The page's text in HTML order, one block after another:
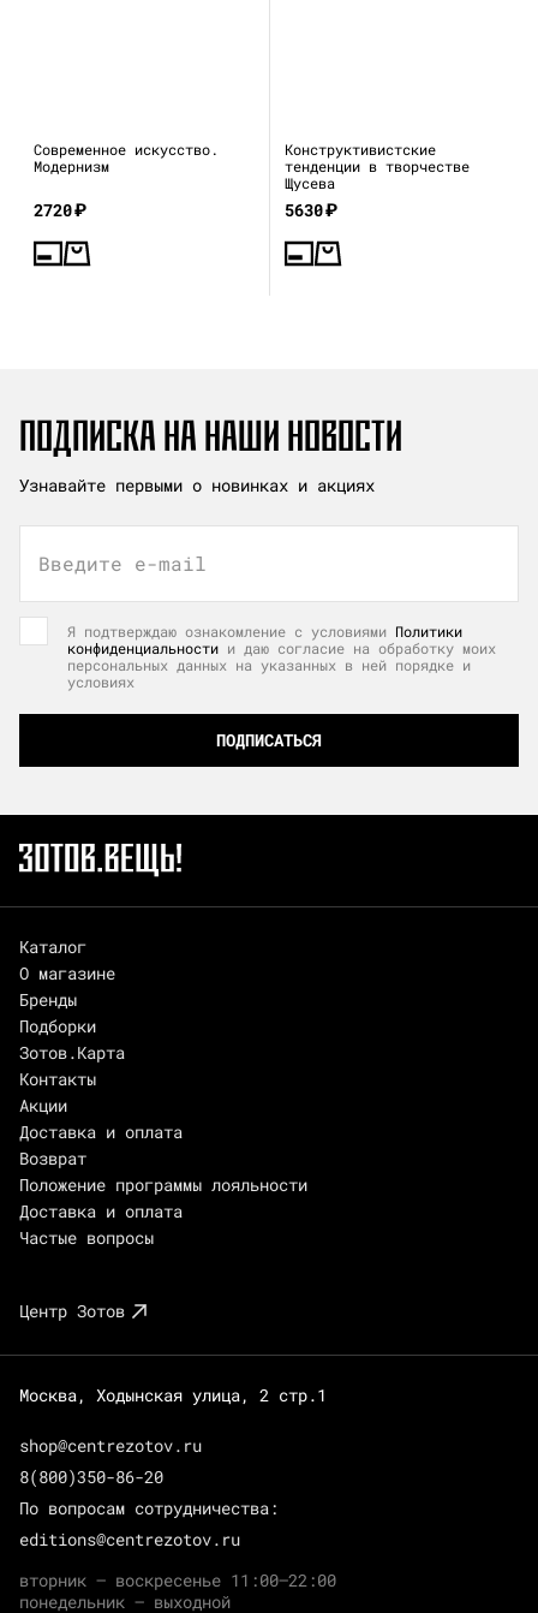
Современное искусство.
Модернизм
2720₽
Конструктивистские
тенденции в творчестве
Щусева
5630₽
ПОДПИСКА НА НАШИ НОВОСТИ
Узнавайте первыми о новинках и акциях
Введите e-mail
Я подтверждаю ознакомление с условиями Политики
конфиденциальности и даю согласие на обработку моих
персональных данных на указанных в ней порядке и
условиях
ПОДПИСАТЬСЯ
Каталог
О магазине
Бренды
Подборки
Зотов.Карта
Контакты
Акции
Доставка и оплата
Возврат
Положение программы лояльности
Доставка и оплата
Частые вопросы
Центр Зотов
Москва, Ходынская улица, 2 стр.1
shop@centrezotov.ru
8(800)350-86-20
По вопросам сотрудничества:
editions@centrezotov.ru
вторник — воскресенье 11:00–22:00
понедельник — выходной